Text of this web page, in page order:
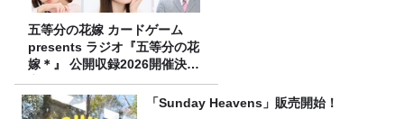
五等分の花嫁 カードゲーム
presents ラジオ『五等分の花
嫁＊』 公開収録2026開催決
定！
「Sunday Heavens」販売開始！